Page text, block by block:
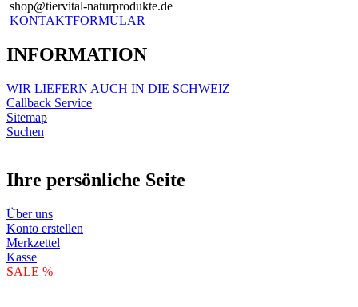
shop@tiervital-naturprodukte.de
KONTAKTFORMULAR
INFORMATION
WIR LIEFERN AUCH IN DIE SCHWEIZ
Callback Service
Sitemap
Suchen
Ihre persönliche Seite
Über uns
Konto erstellen
Merkzettel
Kasse
SALE %